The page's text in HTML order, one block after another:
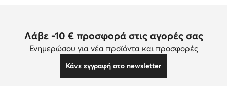
Λάβε -10 € προσφορά στις αγορές σας
Ενημερώσου για νέα προϊόντα και προσφορές
Κάνε εγγραφή στο newsletter